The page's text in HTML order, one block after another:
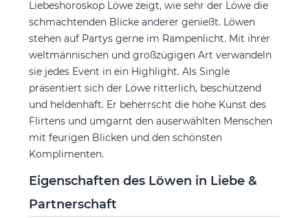
Liebeshoroskop Löwe zeigt, wie sehr der Löwe die
schmachtenden Blicke anderer genießt. Löwen
stehen auf Partys gerne im Rampenlicht. Mit ihrer
weltmännischen und großzügigen Art verwandeln
sie jedes Event in ein Highlight. Als Single
präsentiert sich der Löwe ritterlich, beschützend
und heldenhaft. Er beherrscht die hohe Kunst des
Flirtens und umgarnt den auserwählten Menschen
mit feurigen Blicken und den schönsten
Komplimenten.
Eigenschaften des Löwen in Liebe &
Partnerschaft